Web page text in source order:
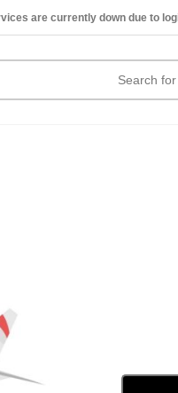
are currently down due to